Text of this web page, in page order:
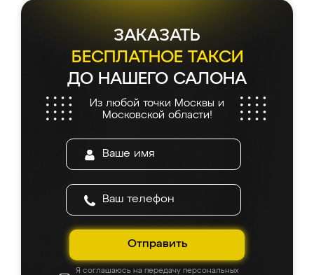
ЗАКАЗАТЬ
БЕСПЛАТНОЕ ТАКСИ
ДО НАШЕГО САЛОНА
Из любой точки Москвы и
Московской области!
Отправить
Я соглашаюсь на передачу персональных